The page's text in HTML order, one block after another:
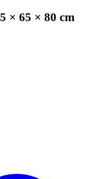
× 65 × 80 cm